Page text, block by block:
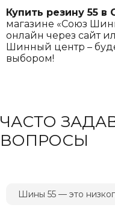
Купить резину 55
магазине «Союз
онлайн через сайт
Шинный центр –
выбором!
ЧАСТО
ВОПРОСЫ
Шины 55 — это